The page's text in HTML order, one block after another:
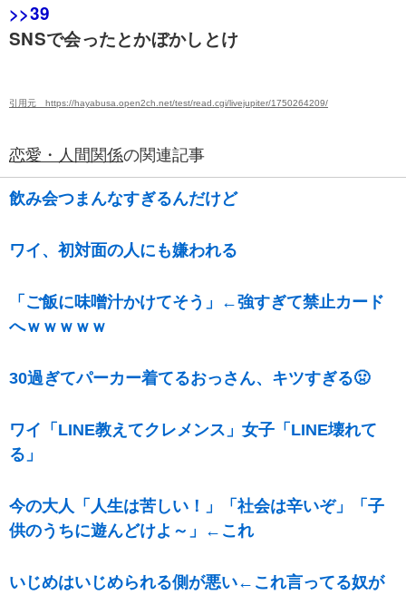
>>39
SNSで会ったとかぼかしとけ
引用元 https://hayabusa.open2ch.net/test/read.cgi/livejupiter/1750264209/
恋愛・人間関係の関連記事
飲み会つまんなすぎるんだけど
ワイ、初対面の人にも嫌われる
「ご飯に味噌汁かけてそう」←強すぎて禁止カード
へｗｗｗｗｗ
30過ぎてパーカー着てるおっさん、キツすぎる🤢
ワイ「LINE教えてクレメンス」女子「LINE壊れて
る」
今の大人「人生は苦しい！」「社会は辛いぞ」「子
供のうちに遊んどけよ～」←これ
いじめはいじめられる側が悪い←これ言ってる奴が